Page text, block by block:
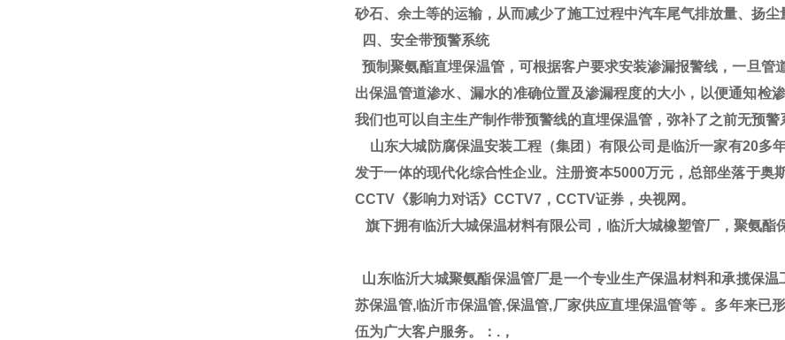
砂石、余土等的运输，从而减少了施工过程中汽车尾气排放量、扬尘
四、安全带预警系统
预制聚氨酯直埋保温管，可根据客户要求安装渗漏报警线，一旦
出保温管道渗水、漏水的准确位置及渗漏程度的大小，以便通知检
我们也可以自主生产制作带预警线的直埋保温管，弥补了之前无预警
山东大城防腐保温安装工程（集团）有限公司是临沂一家有20多
发于一体的现代化综合性企业。注册资本5000万元，总部坐落于
CCTV《影响力对话》CCTV7，CCTV证券，央视网。
旗下拥有临沂大城保温材料有限公司，临沂大城橡塑管厂，聚氨酯
山东临沂大城聚氨酯保温管厂是一个专业生产保温材料和承揽保
苏保温管,临沂市保温管,保温管,厂家供应直埋保温管等 。多年来已
伍为广大客户服务。：.，